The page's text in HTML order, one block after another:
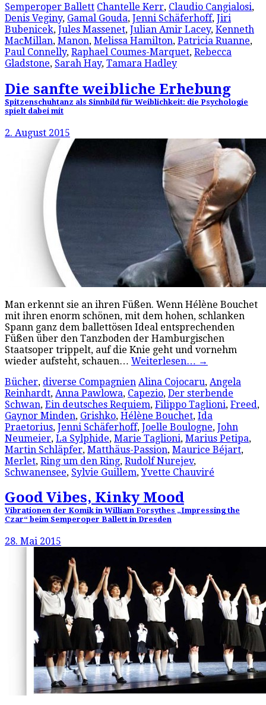
Semperoper Ballett Chantelle Kerr, Claudio Cangialosi,
Denis Veginy, Gamal Gouda, Jenni Schäferhoff, Jiri
Bubenicek, Jules Massenet, Julian Amir Lacey, Kenneth
MacMillan, Manon, Melissa Hamilton, Patricia Ruanne,
Paul Connelly, Raphael Coumes-Marquet, Rebecca
Gladstone, Sarah Hay, Tamara Hadley
Die sanfte weibliche Erhebung
Spitzenschuhtanz als Sinnbild für Weiblichkeit: die Psychologie
spielt dabei mit
2. August 2015
Man erkennt sie an ihren Füßen. Wenn Hélène Bouchet
mit ihren enorm schönen, mit dem hohen, schlanken
Spann ganz dem ballettösen Ideal entsprechenden
Füßen über den Tanzboden der Hamburgischen
Staatsoper trippelt, auf die Knie geht und vornehm
wieder aufsteht, schauen… Weiterlesen… →
Bücher, diverse Compagnien Alina Cojocaru, Angela
Reinhardt, Anna Pawlowa, Capezio, Der sterbende
Schwan, Ein deutsches Requiem, Filippo Taglioni, Freed,
Gaynor Minden, Grishko, Hélène Bouchet, Ida
Praetorius, Jenni Schäferhoff, Joelle Boulogne, John
Neumeier, La Sylphide, Marie Taglioni, Marius Petipa,
Martin Schläpfer, Matthäus-Passion, Maurice Béjart,
Merlet, Ring um den Ring, Rudolf Nurejev,
Schwanensee, Sylvie Guillem,Yvette Chauviré
Good Vibes, Kinky Mood
Vibrationen der Komik in William Forsythes „Impressing the
Czar“ beim Semperoper Ballett in Dresden
28. Mai 2015